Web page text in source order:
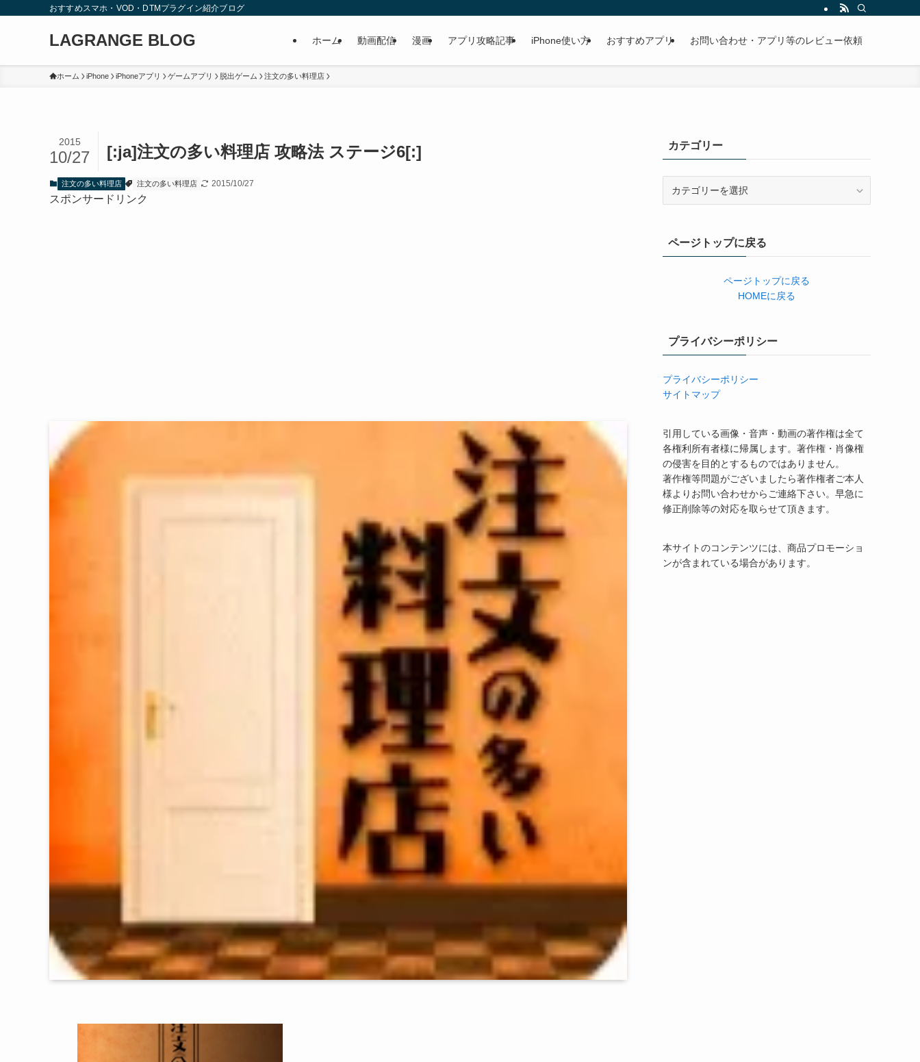
おすすめスマホ・VOD・DTMプラグイン紹介ブログ
LAGRANGE BLOG ホーム 動画配信 漫画 アプリ攻略記事 iPhone使い方 おすすめアプリ お問い合わせ・アプリ等のレビュー依頼
ホーム iPhone iPhoneアプリ ゲームアプリ 脱出ゲーム 注文の多い料理店
[:ja]注文の多い料理店 攻略法 ステージ6[:]
2015
10/27
注文の多い料理店 注文の多い料理店 2015/10/27
スポンサードリンク
カテゴリー
ーページトップに戻る
ページトップに戻る
HOMEに戻る
プライバシーポリシー
プライバシーポリシー
サイトマップ
引用している画像・音声・動画の著作権は全て
各権利所有者様に帰属します。著作権・肖像権
の侵害を目的とするものではありません。
著作権等問題がございましたら著作権者ご本人
様よりお問い合わせからご連絡下さい。早急に
修正削除等の対応を取らせて頂きます。
本サイトのコンテンツには、商品プロモーショ
ンが含まれている場合があります。